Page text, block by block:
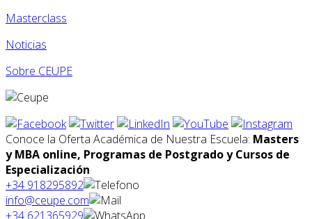
Masterclass
Noticias
Sobre CEUPE
Conoce la Oferta Académica de Nuestra Escuela: Masters
y MBA online, Programas de Postgrado y Cursos de
Especialización
+34 918295892
info@ceupe.com
+34 621365929